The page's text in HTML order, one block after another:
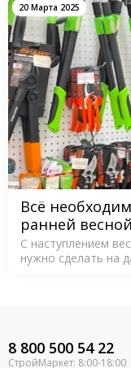
20 Марта 2025
Всё
ранней весной
С наступлением
нужно сделать на
8 800 500 54 22